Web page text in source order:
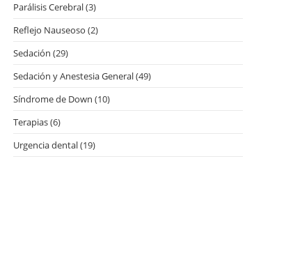
Parálisis Cerebral(3)
Reflejo Nauseoso (2)
Sedación (29)
Sedación y Anestesia General(49)
Síndrome de Down (10)
Terapias(6)
Urgencia dental(19)